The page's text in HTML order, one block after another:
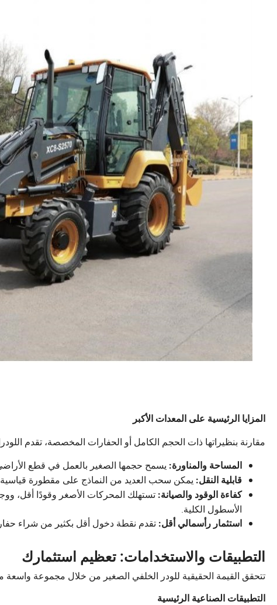
المزايا الرئيسية على المعدات الأكبر
مقارنة بنظيراتها ذات الحجم الكامل أو الحفارات المخصصة، تقدم
المساحة والمناورة: يسمح حجمها الصغير بالعمل في قطع
قابلية النقل: يمكن سحب العديد من النماذج على مقطورة
كفاءة الوقود والصيانة: تستهلك المحركات الأصغر وقودًا أقل،
الأسطول الكلية.
استثمار رأسمالي أقل: تقدم نقطة دخول أقل بكثير من شراء
التطبيقات والاستخدامات: تعظيم استثمارك
تتحقق القيمة الحقيقية للودر الخلفي الصغير من خلال مجموعة
التطبيقات الصناعية الرئيسية